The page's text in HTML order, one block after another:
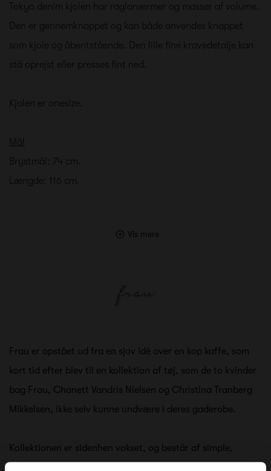
Tokyo denim kjolen har raglanærmer og masser af volume.
Den er gennemknappet og kan både anvendes knappet
som kjole og åbentstående. Den lille fine kravedetalje kan
stå oprejst eller presses fint ned.
Kjolen er onesize.
Mål
Brystmål: 74 cm.
Længde: 116 cm.
Vis mere
Frau er opstået ud fra en sjov idé over en kop kaffe, som
kort tid efter blev til en kollektion af tøj, som de to kvinder
bag Frau, Chanett Vandris Nielsen og Christina Tranberg
Mikkelsen, ikke selv kunne undvære i deres gaderobe.
Kollektionen er sidenhen vokset, og består af simple,